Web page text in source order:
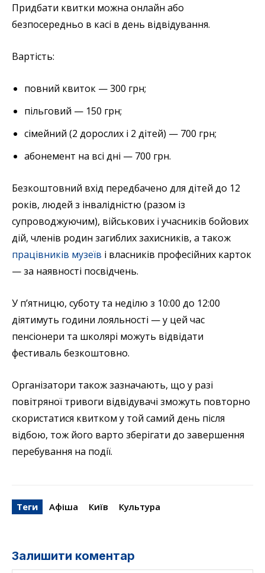
Придбати квитки можна онлайн або
безпосередньо в касі в день відвідування.
Вартість:
повний квиток — 300 грн;
пільговий — 150 грн;
сімейний (2 дорослих і 2 дітей) — 700 грн;
абонемент на всі дні — 700 грн.
Безкоштовний вхід передбачено для дітей до 12
років, людей з інвалідністю (разом із
супроводжуючим), військових і учасників бойових
дій, членів родин загиблих захисників, а також
працівників музеїв і власників професійних карток
— за наявності посвідчень.
У п’ятницю, суботу та неділю з 10:00 до 12:00
діятимуть години лояльності — у цей час
пенсіонери та школярі можуть відвідати
фестиваль безкоштовно.
Організатори також зазначають, що у разі
повітряної тривоги відвідувачі зможуть повторно
скористатися квитком у той самий день після
відбою, тож його варто зберігати до завершення
перебування на події.
Теги Афіша Київ Культура
Залишити коментар